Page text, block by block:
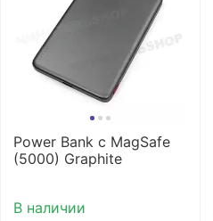
Power Bank с MagSafe
(5000) Graphite
В наличии